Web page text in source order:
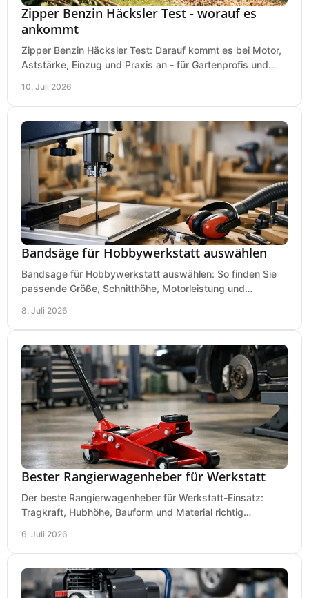
Zipper Benzin Häcksler Test - worauf es
ankommt
Zipper Benzin Häcksler Test: Darauf kommt es bei Motor,
Aststärke, Einzug und Praxis an - für Gartenprofis und
10. Juli 2026
Bandsäge für Hobbywerkstatt auswählen
Bandsäge für Hobbywerkstatt auswählen: So finden Sie
passende Größe, Schnitthöhe, Motorleistung und
8. Juli 2026
Bester Rangierwagenheber für Werkstatt
Der beste Rangierwagenheber für Werkstatt-Einsatz:
Tragkraft, Hubhöhe, Bauform und Material richtig
6. Juli 2026